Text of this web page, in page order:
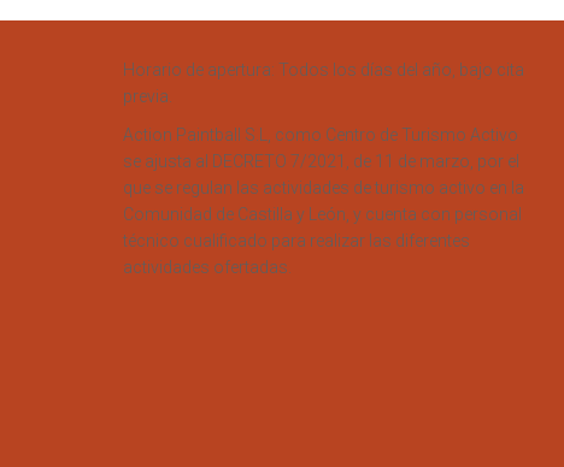
Horario de apertura: Todos los días del año, bajo cita
previa.
Action Paintball S.L, como Centro de Turismo Activo
se ajusta al DECRETO 7/2021, de 11 de marzo, por el
que se regulan las actividades de turismo activo en la
Comunidad de Castilla y León, y cuenta con personal
técnico cualificado para realizar las diferentes
actividades ofertadas.